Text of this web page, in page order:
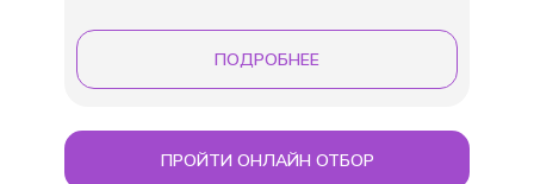
ПОДРОБНЕЕ
ПРОЙТИ ОНЛАЙН ОТБОР